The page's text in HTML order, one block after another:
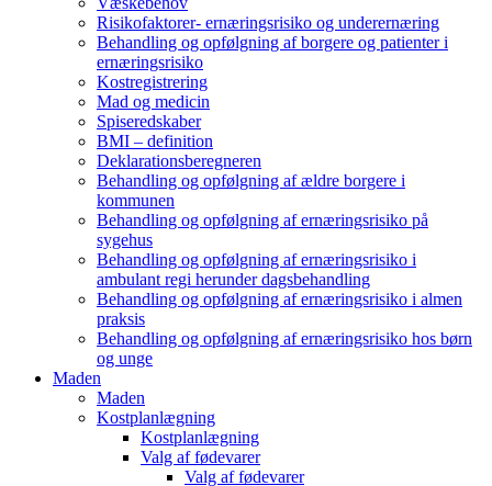
Risikofaktorer- ernæringsrisiko og underernæring
Behandling og opfølgning af borgere og patienter i
ernæringsrisiko
Kostregistrering
Mad og medicin
Spiseredskaber
BMI – definition
Deklarationsberegneren
Behandling og opfølgning af ældre borgere i
kommunen
Behandling og opfølgning af ernæringsrisiko på
sygehus
Behandling og opfølgning af ernæringsrisiko i
ambulant regi herunder dagsbehandling
Behandling og opfølgning af ernæringsrisiko i almen
praksis
Behandling og opfølgning af ernæringsrisiko hos børn
og unge
Maden
Maden
Kostplanlægning
Kostplanlægning
Valg af fødevarer
Valg af fødevarer